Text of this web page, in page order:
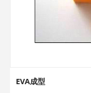
EVA成型